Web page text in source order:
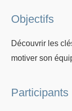
Objectifs
Découvrir les
motiver son
Participants